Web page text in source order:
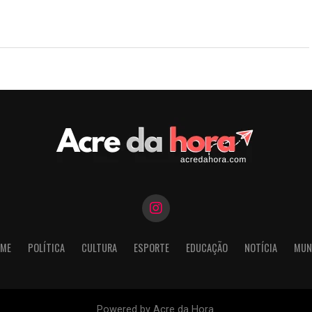
POLÍTICA CULTURA ESPORTE EDUCAÇÃO NOTÍCIA
Powered by Acre da Hora.